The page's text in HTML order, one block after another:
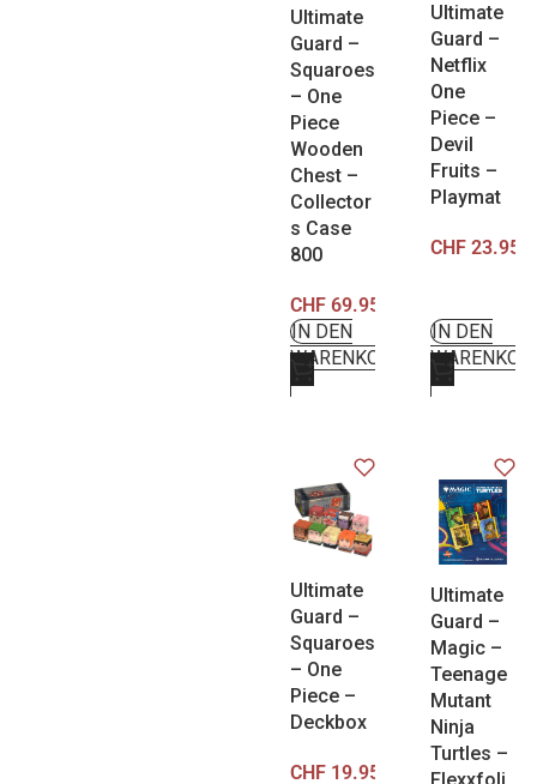
Ultimate
Guard –
Squaroes
– One
Piece
Wooden
Chest –
Collector
s Case
800
CHF 69.95
IN DEN
WARENKORB
Ultimate
Guard –
Netflix
One
Piece –
Devil
Fruits –
Playmat
CHF 23.95
IN DEN
Ultimate
Guard –
Squaroes
– One
Piece –
Deckbox
CHF 19.95
Ultimate
Guard –
Magic –
Teenage
Mutant
Ninja
Turtles –